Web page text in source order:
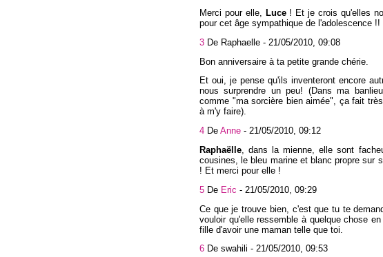
Merci pour elle, Luce! Et je crois qu'elles
pour cet âge sympathique de l'adolescence !!
3 De Raphaelle - 21/05/2010, 09:08
Bon anniversaire à ta petite grande chérie.
Et oui, je pense qu'ils inventeront encore
nous surprendre un peu! (Dans ma
comme "ma sorcière bien aimée", ça fait
à m'y faire).
4 De Anne - 21/05/2010, 09:12
Raphaëlle, dans la mienne, elle sont
cousines, le bleu marine et blanc propre sur
! Et merci pour elle !
5 De Eric - 21/05/2010, 09:29
Ce que je trouve bien, c'est que tu te
vouloir qu'elle ressemble à quelque chose
fille d'avoir une maman telle que toi.
6 De swahili - 21/05/2010, 09:53